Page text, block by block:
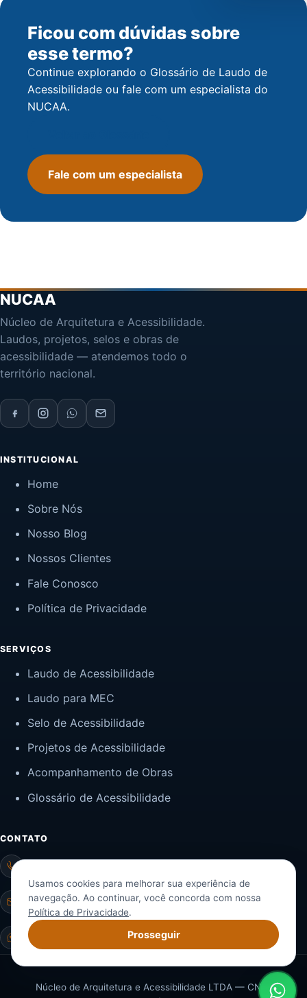
Ficou com dúvidas sobre
esse termo?
Continue explorando o Glossário de Laudo de
Acessibilidade ou fale com um especialista do
NUCAA.
Fale com um especialista
NUCAA
Núcleo de Arquitetura e Acessibilidade.
Laudos, projetos, selos e obras de
acessibilidade — atendemos todo o
território nacional.
INSTITUCIONAL
Home
Sobre Nós
Nosso Blog
Nossos Clientes
Fale Conosco
Política de Privacidade
SERVIÇOS
Laudo de Acessibilidade
Laudo para MEC
Selo de Acessibilidade
Projetos de Acessibilidade
Acompanhamento de Obras
Glossário de Acessibilidade
CONTATO
contato@nucaa.com.br
WhatsApp
Núcleo de Arquitetura e Acessibilidade LTDA — CNPJ
Usamos cookies para melhorar sua experiência de
navegação. Ao continuar, você concorda com nossa
Política de Privacidade.
Prosseguir